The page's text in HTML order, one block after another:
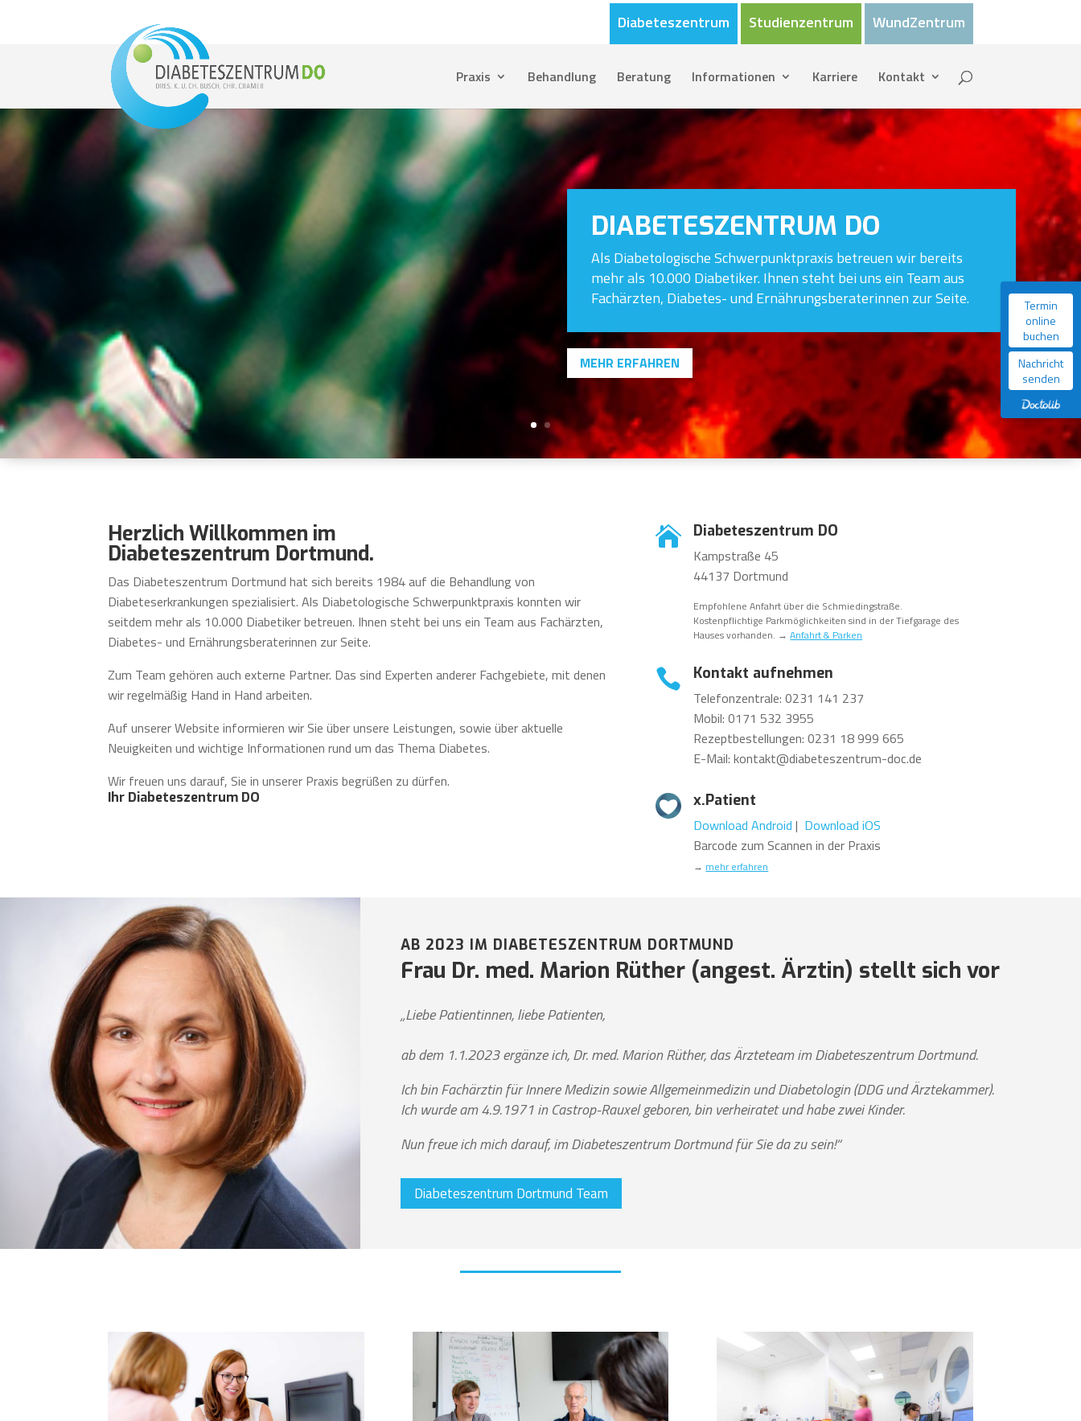
Termin
online
buchen
Nachricht
senden
Diabeteszentrum Studienzentrum WundZentrum
Praxis Behandlung Beratung Informationen Karriere Kontakt
DIABETESZENTRUM DO
Als Diabetologische Schwerpunktpraxis betreuen wir bereits
mehr als 10.000 Diabetiker. Ihnen steht bei uns ein Team aus
Fachärzten, Diabetes- und Ernährungsberaterinnen zur Seite.
MEHR ERFAHREN
Herzlich Willkommen im
Diabeteszentrum Dortmund.
Das Diabeteszentrum Dortmund hat sich bereits 1984 auf die Behandlung von
Diabeteserkrankungen spezialisiert. Als Diabetologische Schwerpunktpraxis konnten wir
seitdem mehr als 10.000 Diabetiker betreuen. Ihnen steht bei uns ein Team aus Fachärzten,
Diabetes- und Ernährungsberaterinnen zur Seite.
Zum Team gehören auch externe Partner. Das sind Experten anderer Fachgebiete, mit denen
wir regelmäßig Hand in Hand arbeiten.
Auf unserer Website informieren wir Sie über unsere Leistungen, sowie über aktuelle
Neuigkeiten und wichtige Informationen rund um das Thema Diabetes.
Wir freuen uns darauf, Sie in unserer Praxis begrüßen zu dürfen.
Ihr Diabeteszentrum DO

Diabeteszentrum DO
Kampstraße 45
44137 Dortmund
Empfohlene Anfahrt über die Schmiedingstraße.
Kostenpflichtige Parkmöglichkeiten sind in der Tiefgarage des
Hauses vorhanden. →Anfahrt & Parken

Kontakt aufnehmen
Telefonzentrale: 0231 141 237
Mobil: 0171 532 3955
Rezeptbestellungen: 0231 18 999 665
E-Mail: kontakt@diabeteszentrum-doc.de
x.Patient
Download Android | Download iOS
Barcode zum Scannen in der Praxis
→ mehr erfahren
AB 2023 IM DIABETESZENTRUM DORTMUND
Frau Dr. med. Marion Rüther (angest. Ärztin) stellt sich vor
„Liebe Patientinnen, liebe Patienten,
ab dem 1.1.2023 ergänze ich, Dr. med. Marion Rüther, das Ärzteteam im Diabeteszentrum Dortmund.
Ich bin Fachärztin für Innere Medizin sowie Allgemeinmedizin und Diabetologin (DDG und Ärztekammer).
Ich wurde am 4.9.1971 in Castrop-Rauxel geboren, bin verheiratet und habe zwei Kinder.
Nun freue ich mich darauf, im Diabeteszentrum Dortmund für Sie da zu sein!“
Diabeteszentrum Dortmund Team